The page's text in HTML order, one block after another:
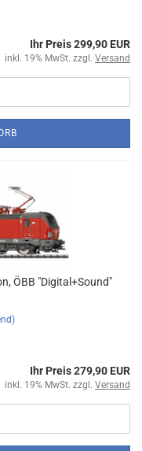
Ihr Preis 299,90 EUR
inkl. 19% MwSt. zzgl. Versand
ÖBB "Digital+Sound"
Ihr Preis 279,90 EUR
inkl. 19% MwSt. zzgl. Versand